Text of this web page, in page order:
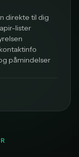
direkte til dig
lister
påmindelser